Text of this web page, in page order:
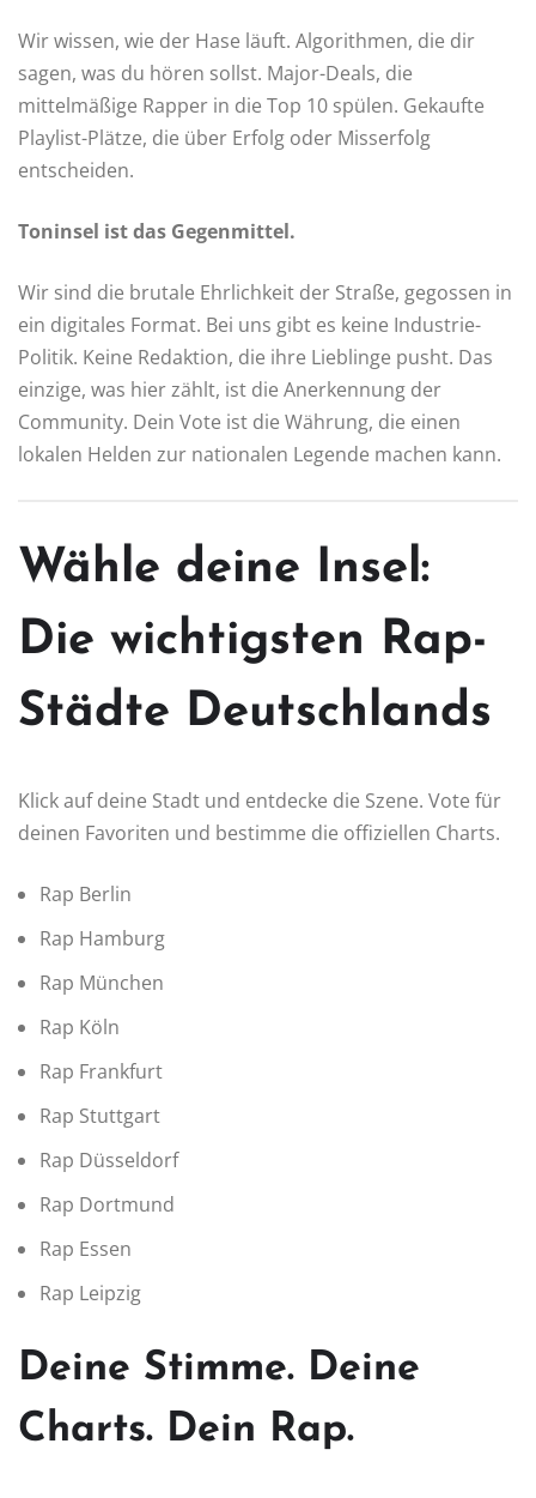
Wir wissen, wie der Hase läuft. Algorithmen, die dir
sagen, was du hören sollst. Major-Deals, die
mittelmäßige Rapper in die Top 10 spülen. Gekaufte
Playlist-Plätze, die über Erfolg oder Misserfolg
entscheiden.
Toninsel ist das Gegenmittel.
Wir sind die brutale Ehrlichkeit der Straße, gegossen in
ein digitales Format. Bei uns gibt es keine Industrie-
Politik. Keine Redaktion, die ihre Lieblinge pusht. Das
einzige, was hier zählt, ist die Anerkennung der
Community. Dein Vote ist die Währung, die einen
lokalen Helden zur nationalen Legende machen kann.
Wähle deine Insel:
Die wichtigsten Rap-
Städte Deutschlands
Klick auf deine Stadt und entdecke die Szene. Vote für
deinen Favoriten und bestimme die offiziellen Charts.
Rap Berlin
Rap Hamburg
Rap München
Rap Köln
Rap Frankfurt
Rap Stuttgart
Rap Düsseldorf
Rap Dortmund
Rap Essen
Rap Leipzig
Deine Stimme. Deine
Charts. Dein Rap.